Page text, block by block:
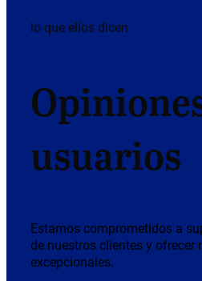
lo que ellos dicen
usuarios
Estamos comprometidos a
de nuestros clientes y ofrecer
excepcionales.